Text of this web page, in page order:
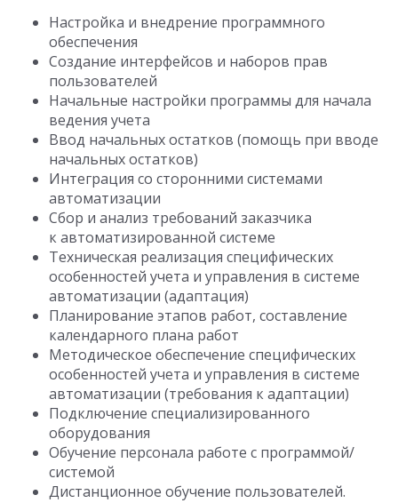
Настройка и внедрение программного
обеспечения
Создание интерфейсов и наборов прав
пользователей
Начальные настройки программы для начала
ведения учета
Ввод начальных остатков (помощь при вводе
начальных остатков)
Интеграция со сторонними системами
автоматизации
Сбор и анализ требований заказчика
к автоматизированной системе
Техническая реализация специфических
особенностей учета и управления в системе
автоматизации (адаптация)
Планирование этапов работ, составление
календарного плана работ
Методическое обеспечение специфических
особенностей учета и управления в системе
автоматизации (требования к адаптации)
Подключение специализированного
оборудования
Обучение персонала работе с программой/
системой
Дистанционное обучение пользователей.